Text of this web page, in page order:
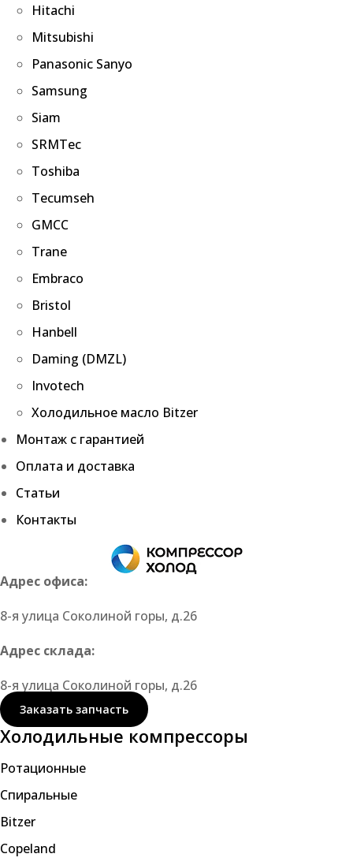
Hitachi
Mitsubishi
Panasonic Sanyo
Samsung
Siam
SRMTec
Toshiba
Tecumseh
GMCC
Trane
Embraco
Bristol
Hanbell
Daming (DMZL)
Invotech
Холодильное масло Bitzer
Монтаж с гарантией
Оплата и доставка
Статьи
Контакты
Адрес офиса:
8-я улица Соколиной горы, д.26
Адрес склада:
8-я улица Соколиной горы, д.26
Заказать запчасть
Холодильные компрессоры
Ротационные
Спиральные
Bitzer
Copeland